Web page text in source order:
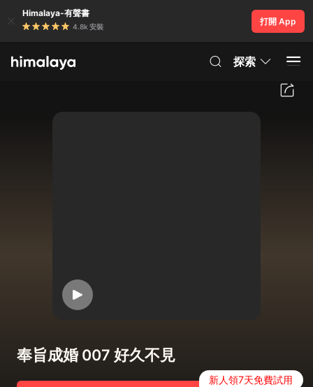
Himalaya-有聲書
4.8k 安裝
打開 App
探索
奉旨成婚 007 好久不見
新人領7天免費試用